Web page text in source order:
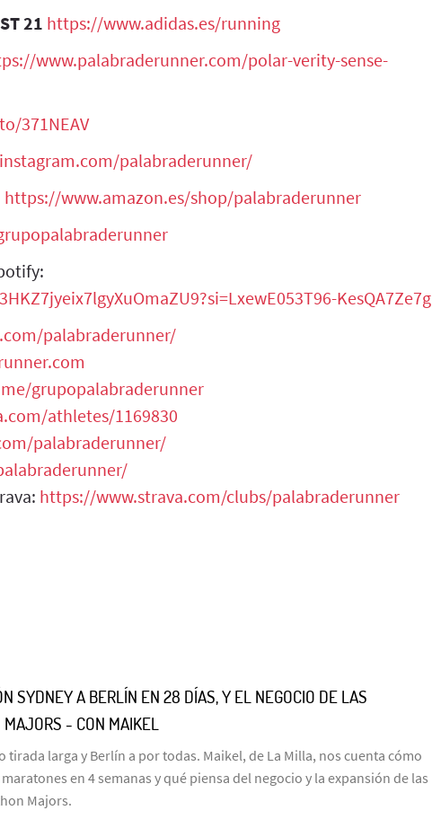
21 https://www.adidas.es/running
www.palabraderunner.com/polar-verity-sense-
371NEAV
palabraderunner/
https://www.amazon.es/shop/palabraderunner
KesQA7Ze7g
palabraderunner/
grupopalabraderunner
athletes/1169830
palabraderunner/
https://www.strava.com/clubs/palabraderunner
SYDNEY A BERLÍN EN 28 DÍAS, Y EL NEGOCIO DE LAS
MAJORS - CON MAIKEL
tirada larga y Berlín a por todas. Maikel, de La Milla, nos cuenta cómo
en 4 semanas y qué piensa del negocio y la expansión de las
Majors.